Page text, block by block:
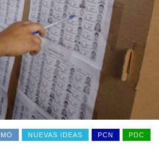
NUEVAS IDEAS PCN PDC